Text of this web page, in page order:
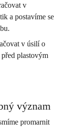
v
a postavíme se
v úsilí o
plastovým
význam
promarnit